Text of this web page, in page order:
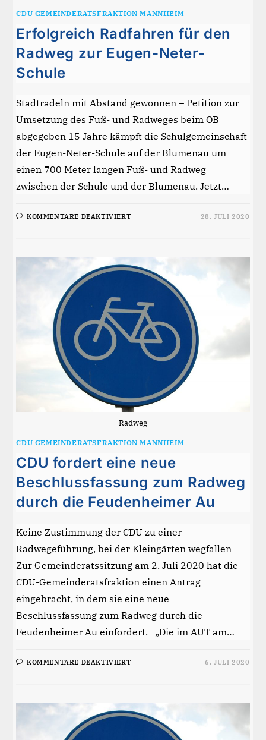
CDU GEMEINDERATSFRAKTION MANNHEIM
Erfolgreich Radfahren für den
Radweg zur Eugen-Neter-
Schule
Stadtradeln mit Abstand gewonnen – Petition zur
Umsetzung des Fuß- und Radweges beim OB
abgegeben 15 Jahre kämpft die Schulgemeinschaft
der Eugen-Neter-Schule auf der Blumenau um
einen 700 Meter langen Fuß- und Radweg
zwischen der Schule und der Blumenau. Jetzt…
KOMMENTARE DEAKTIVIERTFÜR
RADWEG
ZUR
EUGEN-
NETER-
SCHULE
28. JULI 2020
Radweg
CDU GEMEINDERATSFRAKTION MANNHEIM
CDU fordert eine neue
Beschlussfassung zum Radweg
durch die Feudenheimer Au
Keine Zustimmung der CDU zu einer
Radwegeführung, bei der Kleingärten wegfallen
Zur Gemeinderatssitzung am 2. Juli 2020 hat die
CDU-Gemeinderatsfraktion einen Antrag
eingebracht, in dem sie eine neue
Beschlussfassung zum Radweg durch die
Feudenheimer Au einfordert. „Die im AUT am…
KOMMENTARE DEAKTIVIERTFÜR
BESCHLUSSFASSUNG
ZUM
RADWEG
DURCH
6. JULI 2020